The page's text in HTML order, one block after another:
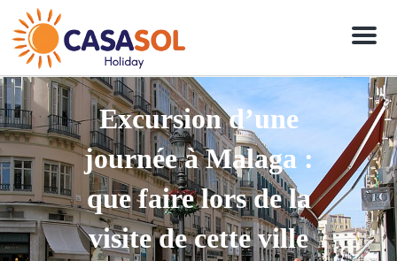
Menu
Excursion d’une
journée à Malaga :
que faire lors de la
visite de cette ville